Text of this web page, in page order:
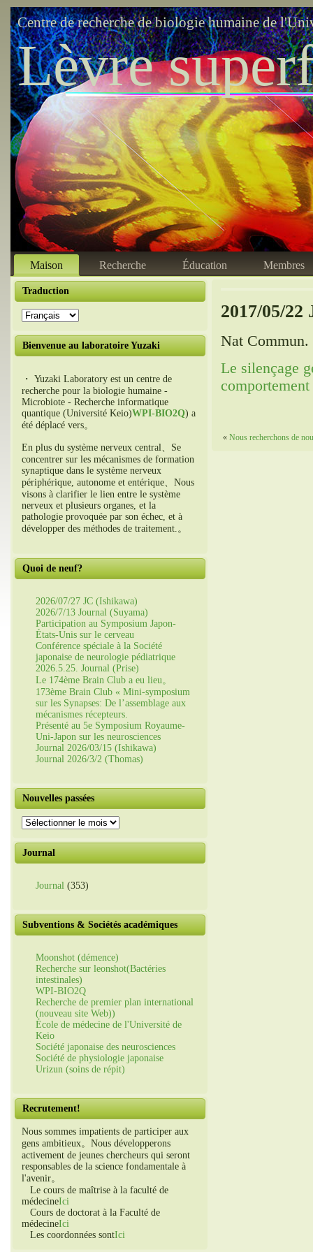
Centre de recherche de biologie humaine de
Lèvre
Maison Recherche Éducation Membres
Traduction
Bienvenue au laboratoire Yuzaki
・ Yuzaki Laboratory est un centre de
recherche pour la biologie humaine -
Microbiote - Recherche informatique
quantique (Université Keio)WPI-BIO2Q) a
été déplacé vers。
En plus du système nerveux central、Se
concentrer sur les mécanismes de formation
synaptique dans le système nerveux
périphérique, autonome et entérique、Nous
visons à clarifier le lien entre le système
nerveux et plusieurs organes, et la
pathologie provoquée par son échec, et à
développer des méthodes de traitement.。
Quoi de neuf?
2026/07/27 JC (Ishikawa)
2026/7/13 Journal (Suyama)
Participation au Symposium Japon-
États-Unis sur le cerveau
Conférence spéciale à la Société
japonaise de neurologie pédiatrique
2026.5.25. Journal (Prise)
Le 174ème Brain Club a eu lieu。
173ème Brain Club « Mini-symposium
sur les Synapses: De l’assemblage aux
mécanismes récepteurs.
Présenté au 5e Symposium Royaume-
Uni-Japon sur les neurosciences
Journal 2026/03/15 (Ishikawa)
Journal 2026/3/2 (Thomas)
Nouvelles passées
Nouvelles
passées
Journal
Journal (353)
Subventions & Sociétés académiques
Moonshot (démence)
Recherche sur leonshot(Bactéries
intestinales)
WPI-BIO2Q
Recherche de premier plan international
(nouveau site Web))
École de médecine de l'Université de
Keio
Société japonaise des neurosciences
Société de physiologie japonaise
Urizun (soins de répit)
Recrutement!
Nous sommes impatients de participer aux
gens ambitieux。Nous développerons
activement de jeunes chercheurs qui seront
responsables de la science fondamentale à
l'avenir。
Le cours de maîtrise à la faculté de
médecineIci
Cours de doctorat à la Faculté de
médecineIci
Les coordonnées sontIci
2017/05/
Nat
Le silençage
« Nous recherchons de